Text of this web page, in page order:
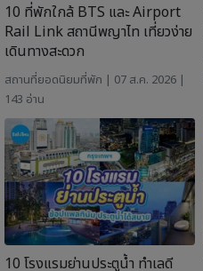
10 ที่พักใกล้ BTS และ Airport
Rail Link สถานีพญาไท เที่ยวง่าย
เดินทางสะดวก
สถานที่ยอดนิยมที่พัก | 07 ส.ค. 2026 |
143 อ่าน
10 โรงแรมย่านประตูน้ำ ทำเลดี